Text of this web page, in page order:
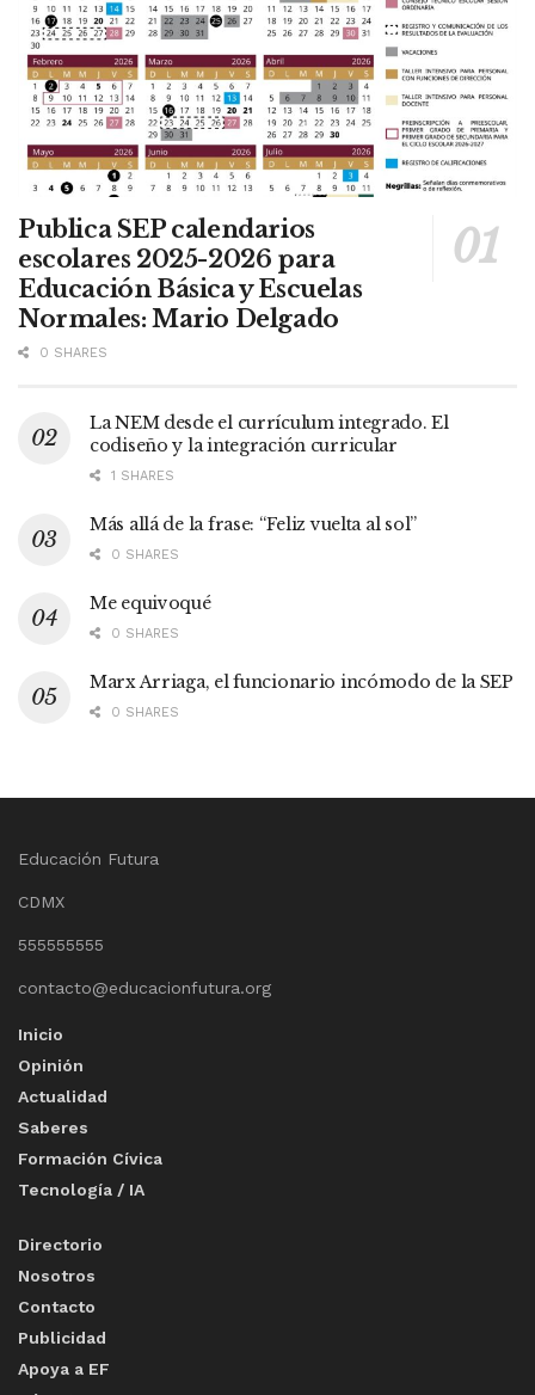
Publica SEP calendarios
escolares 2025-2026 para
Educación Básica y Escuelas
Normales: Mario Delgado
0 SHARES
La NEM desde el currículum integrado. El
codiseño y la integración curricular
1 SHARES
Más allá de la frase: “Feliz vuelta al sol”
0 SHARES
Me equivoqué
0 SHARES
Marx Arriaga, el funcionario incómodo de la SEP
0 SHARES
Educación Futura
CDMX
555555555
contacto@educacionfutura.org
Inicio
Opinión
Actualidad
Saberes
Formación Cívica
Tecnología / IA
Directorio
Nosotros
Contacto
Publicidad
Apoya a EF